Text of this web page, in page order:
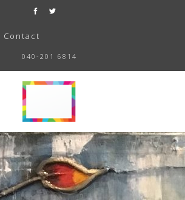
Contact
040-201 6814